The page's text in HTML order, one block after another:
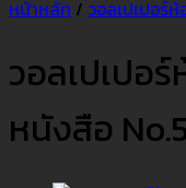
หน้าหลัก / วอลเปเปอร์ห้
วอลเปเปอ
หนังสือ